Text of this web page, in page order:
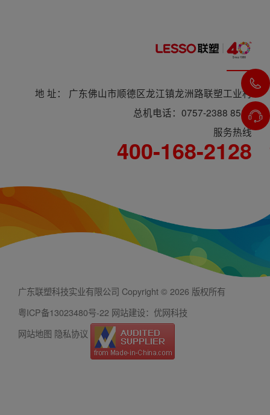
地 址： 广东佛山市顺德区龙江镇龙洲路联塑工业村
总机电话：0757-2388 8588
服务热线
400-168-2128
广东联塑科技实业有限公司 Copyright © 2026 版权所有
粤ICP备13023480号-22 网站建设：优网科技
网站地图 隐私协议